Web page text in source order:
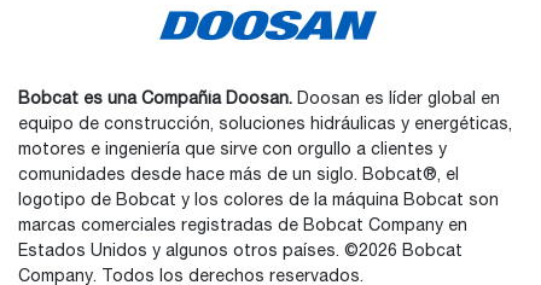
Bobcat es una Compañía Doosan. Doosan es líder global en
equipo de construcción, soluciones hidráulicas y energéticas,
motores e ingeniería que sirve con orgullo a clientes y
comunidades desde hace más de un siglo. Bobcat®, el
logotipo de Bobcat y los colores de la máquina Bobcat son
marcas comerciales registradas de Bobcat Company en
Estados Unidos y algunos otros países. ©2026 Bobcat
Company. Todos los derechos reservados.